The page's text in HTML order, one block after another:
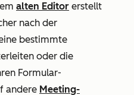
alten Editor erstellt
nach der
bestimmte
oder die
Formular-
andere Meeting-